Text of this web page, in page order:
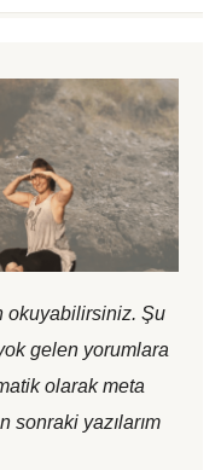
okuyabilirsiniz. Şu
gelen yorumlara
olarak meta
sonraki yazılarım